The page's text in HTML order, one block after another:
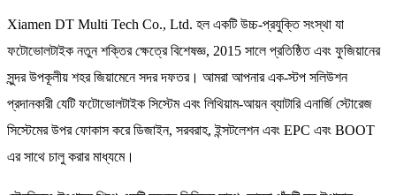
Xiamen DT Multi Tech Co., Ltd. হল একটি উচ্চ-প্রযুক্তি সংস্থা যা
ফটোভোলটাইক নতুন শক্তির ক্ষেত্রে বিশেষজ্ঞ, 2015 সালে প্রতিষ্ঠিত এবং ফুজিয়ানের
সুন্দর উপকূলীয় শহর জিয়ামেনে সদর দফতর। আমরা আপনার এক-স্টপ সলিউশন
প্রদানকারী যেটি ফটোভোলটাইক সিস্টেম এবং লিথিয়াম-আয়ন ব্যাটারি এনার্জি স্টোরেজ
সিস্টেমের উপর ফোকাস করে ডিজাইন, সরবরাহ, ইন্সটলেশন এবং EPC এবং BOOT
এর সাথে চালু করার মাধ্যমে।